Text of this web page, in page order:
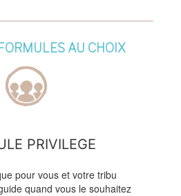
AU CHOIX
PRIVILEGE
pour vous et votre tribu
quand vous le souhaitez